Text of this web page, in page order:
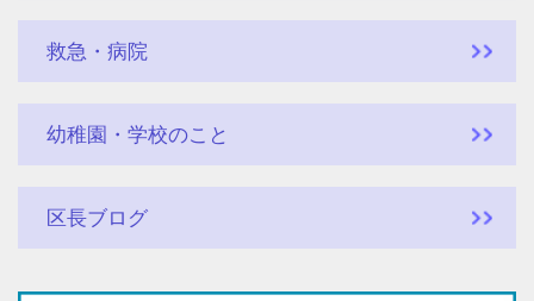
救急・病院
幼稚園・学校のこと
区長ブログ